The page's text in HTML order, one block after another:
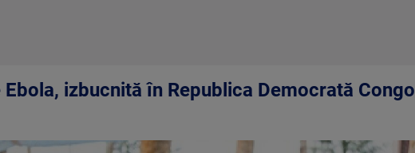
izbucnită în Republica Democrată Congo